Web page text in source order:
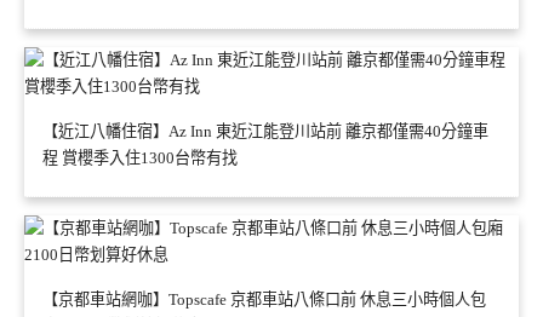
【近江八幡住宿】Az Inn 東近江能登川站前 離京都僅需40分鐘車
程 賞櫻季入住1300台幣有找
【京都車站網咖】Topscafe 京都車站八條口前 休息三小時個人包